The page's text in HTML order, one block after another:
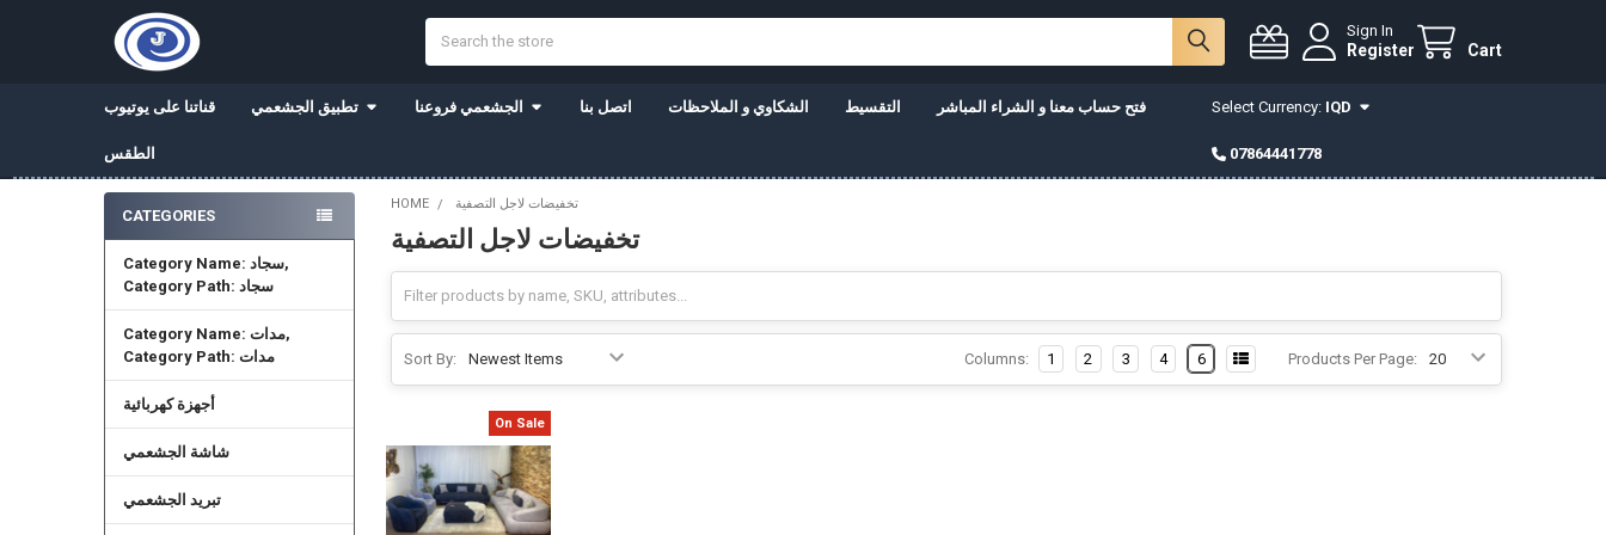
Sign In
Register Cart
قناتنا على يوتيوب تطبيق الجشعمي الجشعمي فروعنا اتصل بنا الشكاوي و الملاحظات التقسيط فتح حساب معنا و الشراء المباشر
الطقس
Select Currency: IQD
07864441778
Sidebar
CATEGORIES
Category Name: سجاد,
Category Path: سجاد
Category Name: مدات,
Category Path: مدات
أجهزة كهربائية
شاشة الجشعمي
تبريد الجشعمي
HOME تخفيضات لاجل التصفية
تخفيضات لاجل التصفية
Sort By: Products Per Page:
Columns: 1 2 3 4 6
On Sale